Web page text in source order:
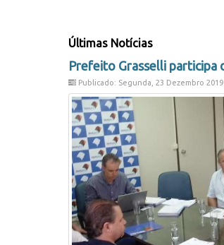
Últimas Notícias
Publicado: Segunda, 23 Dezembro 2019